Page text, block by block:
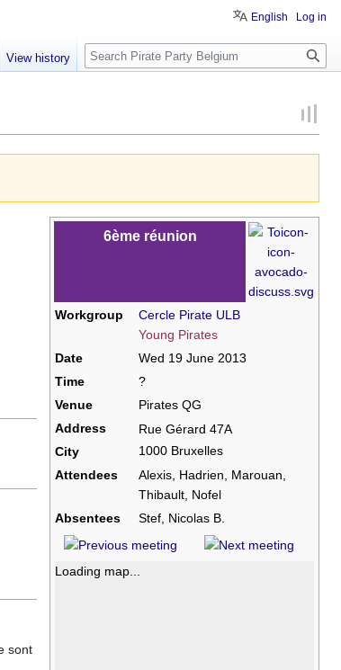
6ème réunion
Workgroup
Cercle Pirate ULB
Young Pirates
Date
Wed 19 June 2013
Time
?
Venue
Pirates QG
Address
Rue Gérard 47A
1000 Bruxelles
City
Attendees
Alexis, Hadrien, Marouan,
Thibault, Nofel
Absentees
Stef, Nicolas B.
Loading map...
sont
English Log in
View history Search